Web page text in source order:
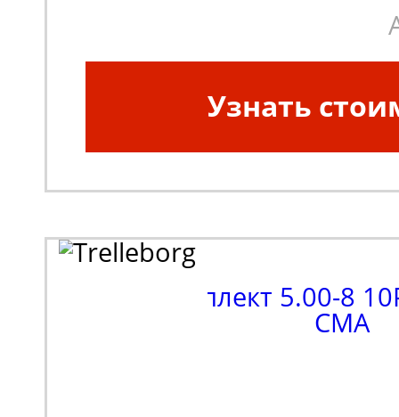
Узнать